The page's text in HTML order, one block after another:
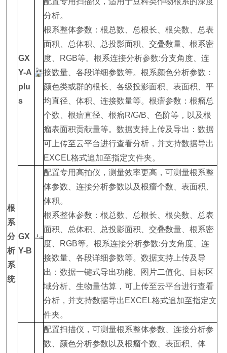
根
系
分
析
系
统
GX
Y-A
plu
s
分析。
根系整体参数：根总数、总根长、根尖数、总表
面积、总体积、总投影面积、交叠数量、根系密
度、RGB等。根系连接分析参数:分支角度、连
接数量、各段详细参数等。根系颜色分析参数：
颜色类或群的根长、各级投影面积、表面积、平
均直径、体积、连接数量等。根瘤参数：根瘤总
个数、根瘤直径、根瘤R/G/B、色阶等，以及根
瘤表面积贡献量等。数据支持上传及导出：数据
可上传至云平台进行查看分析，并支持数据导出
EXCEL格式追加至指定文件夹。
GX
Y-B
配置专用高拍仪，测量效率更高，可测量根系整
体参数、连接分析参数以及根瘤个数、表面积、
体积。
根系整体参数：根总数、总根长、根尖数、总表
面积、总体积、总投影面积、交叠数量、根系密
度、RGB等。根系连接分析参数:分支角度、连
接数量、各段详细参数等。数据支持上传及导
出：数据一键式导出功能、图片二值化、目标区
域分析、生物量估算，可上传至云平台进行查看
分析，并支持数据导出EXCEL格式追加至指定文
件夹。
配置扫描仪，可测量根系整体参数、连接分析参
数、颜色分析参数以及根瘤个数、表面积、体